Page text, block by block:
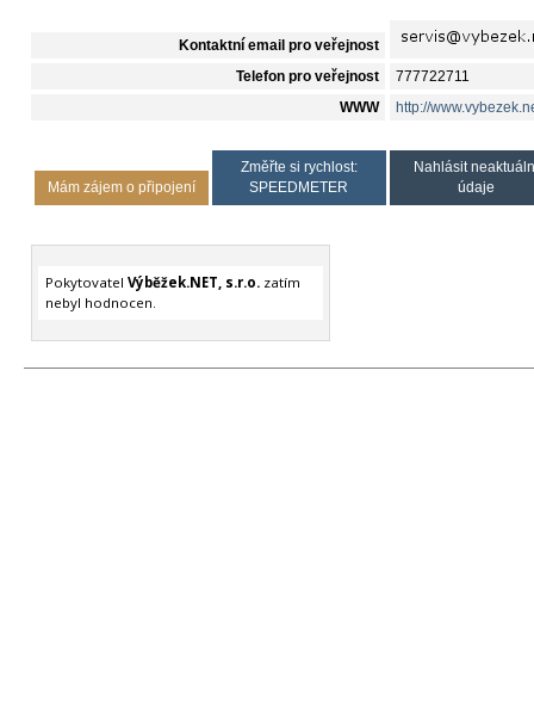
Kontaktní email pro veřejnost
Telefon pro veřejnost 777722711
WWW http://
Mám zájem o připojení
Změřte si rychlost:
SPEEDMETER
Nahlásit
údaje
Pokytovatel Výběžek.NET, s.r.o.zatím
nebyl hodnocen.